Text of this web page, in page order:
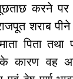
करने पर
शराब
पिता तथा
कारण वह